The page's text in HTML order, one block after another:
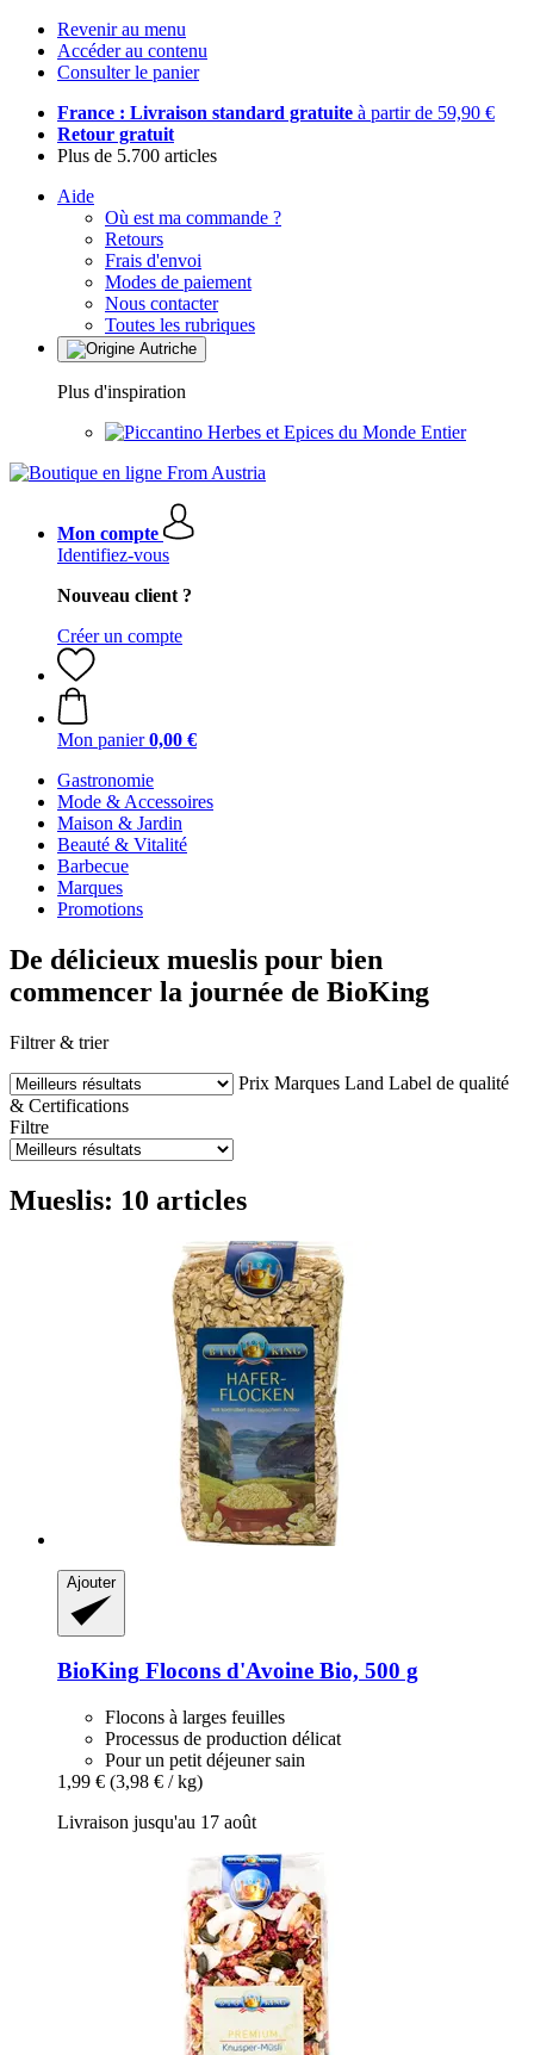
Revenir au menu
Accéder au contenu
Consulter le panier
France : Livraison standard gratuite à partir de 59,90 €
Retour gratuit
Plus de 5.700 articles
Aide
Où est ma commande ?
Retours
Frais d'envoi
Modes de paiement
Nous contacter
Toutes les rubriques
Plus d'inspiration
Herbes et Epices du Monde Entier
Mon compte
Identifiez-vous
Nouveau client ?
Créer un compte
Mon panier 0,00 €
Gastronomie
Mode & Accessoires
Maison & Jardin
Beauté & Vitalité
Barbecue
Marques
Promotions
De délicieux mueslis pour bien
commencer la journée de BioKing
Filtrer & trier
Prix Marques Land Label de qualité
& Certifications
Filtre
Mueslis: 10 articles
Ajouter
BioKing Flocons d'Avoine Bio, 500 g
Flocons à larges feuilles
Processus de production délicat
Pour un petit déjeuner sain
1,99 € (3,98 € / kg)
Livraison jusqu'au 17 août